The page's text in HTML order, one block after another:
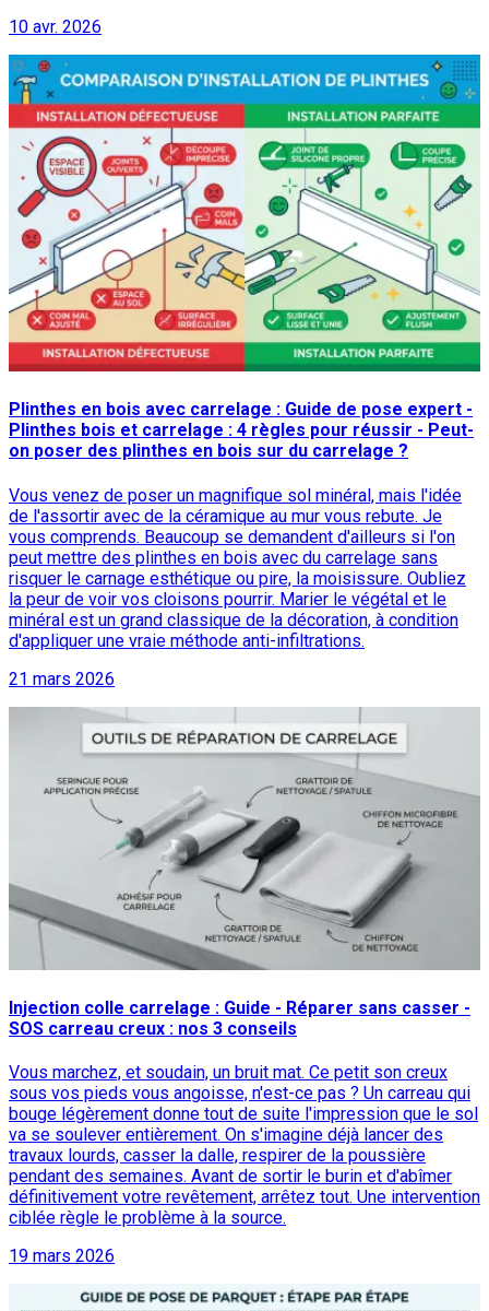
10 avr. 2026
Plinthes en bois avec carrelage : Guide de pose expert -
Plinthes bois et carrelage : 4 règles pour réussir - Peut-
on poser des plinthes en bois sur du carrelage ?
Vous venez de poser un magnifique sol minéral, mais l'idée
de l'assortir avec de la céramique au mur vous rebute. Je
vous comprends. Beaucoup se demandent d'ailleurs si l'on
peut mettre des plinthes en bois avec du carrelage sans
risquer le carnage esthétique ou pire, la moisissure. Oubliez
la peur de voir vos cloisons pourrir. Marier le végétal et le
minéral est un grand classique de la décoration, à condition
d'appliquer une vraie méthode anti-infiltrations.
21 mars 2026
Injection colle carrelage : Guide - Réparer sans casser -
SOS carreau creux : nos 3 conseils
Vous marchez, et soudain, un bruit mat. Ce petit son creux
sous vos pieds vous angoisse, n'est-ce pas ? Un carreau qui
bouge légèrement donne tout de suite l'impression que le sol
va se soulever entièrement. On s'imagine déjà lancer des
travaux lourds, casser la dalle, respirer de la poussière
pendant des semaines. Avant de sortir le burin et d'abîmer
définitivement votre revêtement, arrêtez tout. Une intervention
ciblée règle le problème à la source.
19 mars 2026